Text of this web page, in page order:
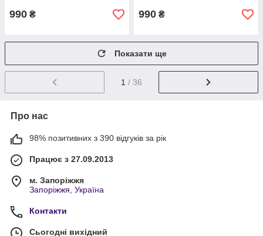
990 ₴ 990 ₴
Показати ще
1 / 36
Про нас
98% позитивних з 390 відгуків за рік
Працює з 27.09.2013
м. Запоріжжя
Запоріжжя, Україна
Контакти
Сьогодні вихідний